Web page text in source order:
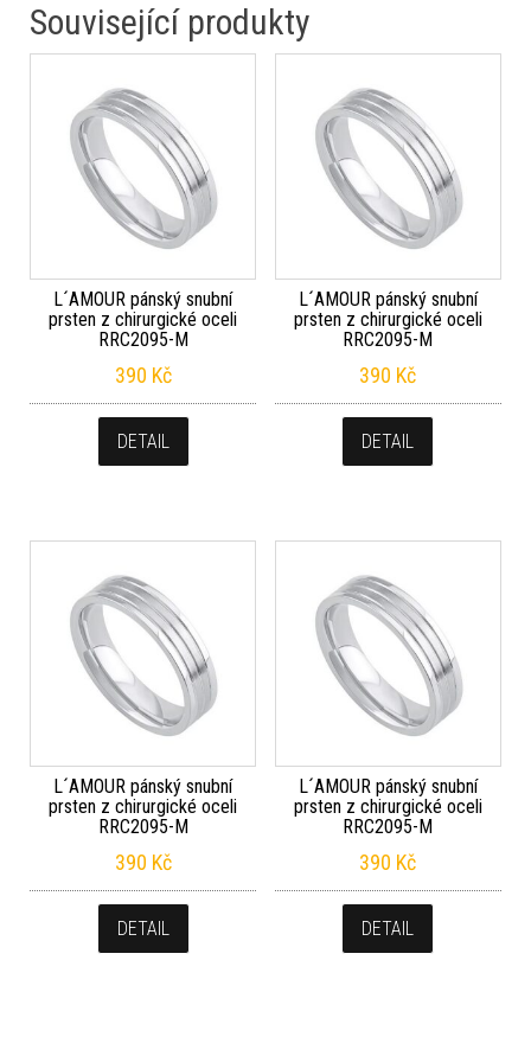
Související produkty
L´AMOUR pánský snubní
prsten z chirurgické oceli
RRC2095-M
390 Kč
DETAIL
L´AMOUR pánský snubní
prsten z chirurgické oceli
RRC2095-M
390 Kč
DETAIL
L´AMOUR pánský snubní
prsten z chirurgické oceli
RRC2095-M
390 Kč
DETAIL
L´AMOUR pánský snubní
prsten z chirurgické oceli
RRC2095-M
390 Kč
DETAIL